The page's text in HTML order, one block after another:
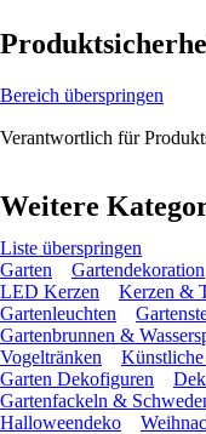
Bereich überspringen
Verantwortlich für
Weitere
Liste überspringen
Garten
Gartendekoration
LED Kerzen
Kerzen &
Gartenleuchten
Gartenbrunnen &
Vogeltränken
Garten Dekofiguren
Gartenfackeln &
Halloweendeko